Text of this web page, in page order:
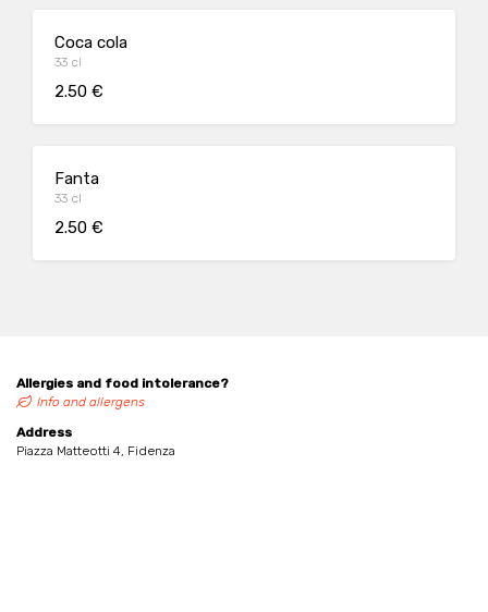
Coca cola
33 cl
2.50 €
Fanta
33 cl
2.50 €
Allergies and food intolerance?
Info and allergens
Address
Piazza Matteotti 4, Fidenza